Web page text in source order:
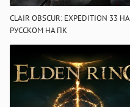
CLAIR OBSCUR: EXPEDITION 33 НА
РУССКОМ НА ПК